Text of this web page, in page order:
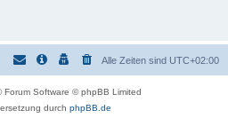
Alle Zeiten sind UTC+02:00
Forum Software © phpBB Limited
durch phpBB.de